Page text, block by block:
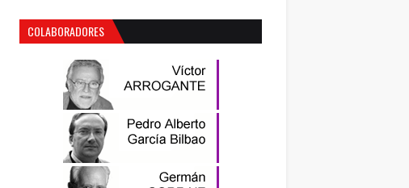
COLABORADORES